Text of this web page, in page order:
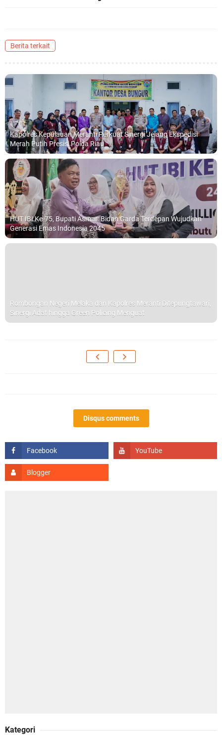
Berita terkait
Kapolres Kepulauan Meranti Perkuat Sinergi Jelang Ekspedisi
Merah Putih Presisi Polda Riau
HUT IBI Ke-75, Bupati Asmar: Bidan Garda Terdepan Wujudkan
Generasi Emas Indonesia 2045
Rombongan Negeri Melaka dan Kapolres Meranti Ditepungtawari,
Sinergi Adat hingga Green Policing Menguat
Disqus comments
Kategori